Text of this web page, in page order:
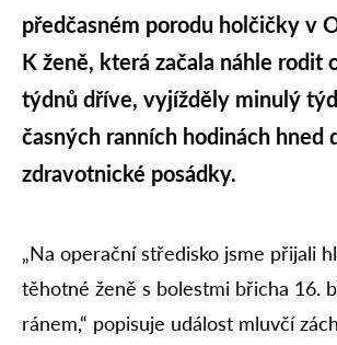
předčasném porodu holčičky v
K ženě, která začala náhle rodit
týdnů dříve, vyjížděly minulý
časných ranních hodinách hned
zdravotnické posádky.
„Na operační středisko jsme přijali
těhotné ženě s bolestmi břicha 16.
ránem,“ popisuje událost mluvčí